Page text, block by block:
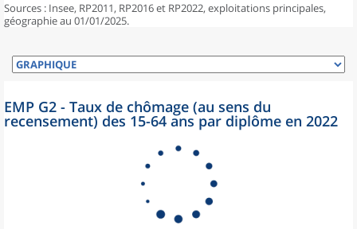
Sources : Insee, RP2011, RP2016 et RP2022, exploitations principales,
géographie au 01/01/2025.
EMP G2 - Taux de chômage (au sens du
recensement) des 15-64 ans par diplôme en 2022